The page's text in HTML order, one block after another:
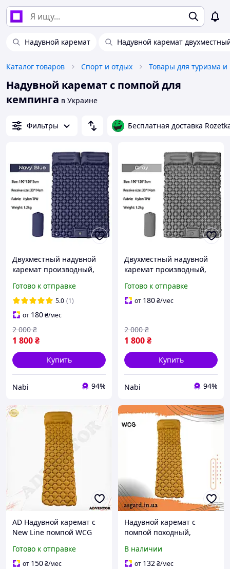
Надувной каремат Надувной каремат
Каталог товаров Спорт и отдых Товары для туризма
Надувной каремат с помпой для
кемпинга в Украине
Фильтры Бесплатная доставка
Двухместный надувной
каремат производный,
кемпинга (синий)
Готово к отправке
5.0 (1)
от 180₴/мес
1 800₴
2 000 ₴
Купить
Nabi 94%
Двухместный надувной
каремат производный,
кемпинга (серый)
Готово к отправке
от 180₴/мес
1 800₴
2 000 ₴
Купить
Nabi 94%
AD Надувной каремат с
New Line помпой WCG
коврик для кемпинга
спальный матрас для
Готово к отправке
от 150₴/мес
Надувной каремат с
помпой походный,
кемпинга (жёлтый) ASG
В наличии
от 132₴/мес